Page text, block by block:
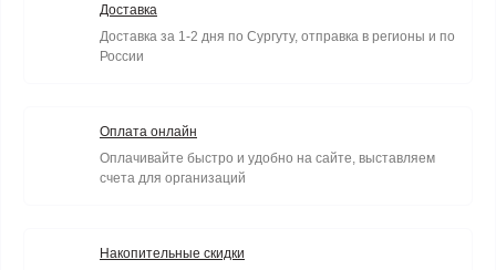
Доставка
Доставка за 1-2 дня по Сургуту, отправка в регионы и по
России
Оплата онлайн
Оплачивайте быстро и удобно на сайте, выставляем
счета для организаций
Накопительные скидки